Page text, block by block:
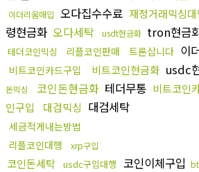
이더리움매입 오다집수수료 재정거래믹싱
령현금화 오다세탁 usdt현금화 tron현금
테더코인믹싱 리플코인판매 트론삽니다 이
비트코인카드구입 비트코인현금화 usdc
돈믹싱
코인돈현금화 테더무통 비트코인
인구입
대검믹싱 대검세탁
세금적게내는방법
리플코인대행
xrp구입
코인돈세탁 usdc구입대행 코인이체구입